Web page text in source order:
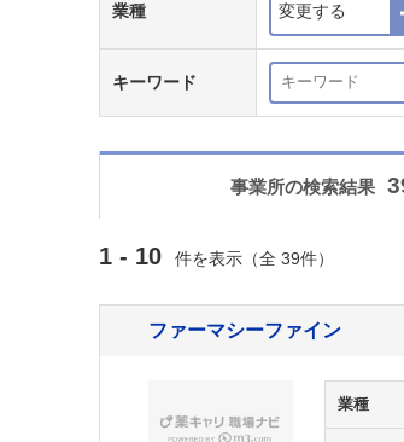
業種 変更する
キーワード
事業所の検索結果
1 - 10 件を表示（全 39件）
ファーマシーファイン
業種